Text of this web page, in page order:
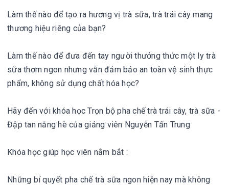
Làm thế nào để tạo ra hương vị trà sữa, trà trái cây mang
thương hiệu riêng của bạn?
Làm thế nào để đưa đến tay người thưởng thức một ly trà
sữa thơm ngon nhưng vẫn đảm bảo an toàn vệ sinh thực
phẩm, không sử dụng chất hóa học?
Hãy đến với khóa học Trọn bộ pha chế trà trái cây, trà sữa -
Đập tan nắng hè của giảng viên Nguyễn Tấn Trung
Khóa học giúp học viên nắm bắt :
Những bí quyết pha chế trà sữa ngon hiện nay mà không